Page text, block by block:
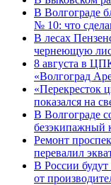
В Волгограде
№ 10: что
В лесах
чернеющую
8 августа в
«Волгоград
«Перекресток
показался на
В Волгограде
безэкипажный
Ремонт
перевалил
В России
от